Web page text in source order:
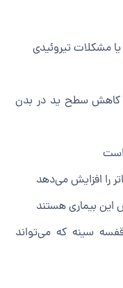
مشکلات تیروئیدی
کاهش سطح ید در بدن
است
این بیماری هستند
قفسه سینه که می‌تواند